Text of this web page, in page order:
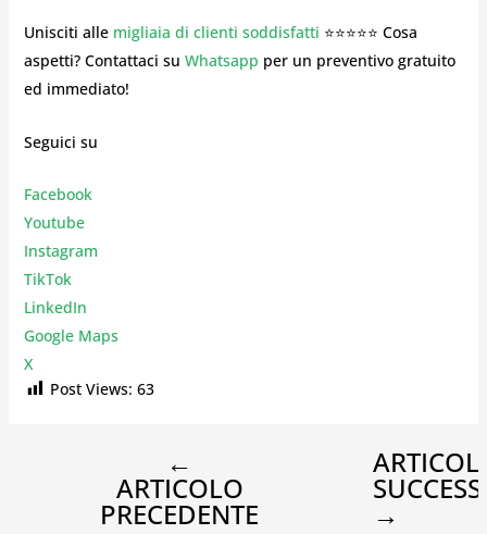
Unisciti alle migliaia di clienti soddisfatti ⭐⭐⭐⭐⭐ Cosa
aspetti? Contattaci su Whatsapp per un preventivo gratuito
ed immediato!
Seguici su
Facebook
Youtube
Instagram
TikTok
LinkedIn
Google Maps
X
Post Views: 63
←
ARTICOLO
PRECEDENTE →